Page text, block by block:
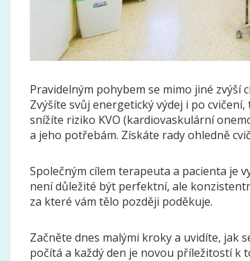
Pravidelným pohybem se mimo jiné
Zvýšíte svůj energetický výdej i po
snížíte riziko KVO (kardiovaskulární
a jeho potřebám. Získáte rady ohledně
Společným cílem terapeuta a pacienta je
není důležité být perfektní, ale
za které vám tělo později poděkuje.
Začněte dnes malými kroky a uvidíte, jak
počítá a každý den je novou příležitostí k